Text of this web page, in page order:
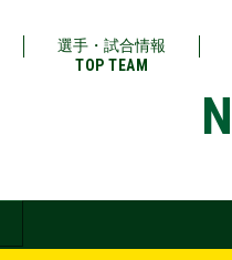
選手・試合情報
TOP TEAM